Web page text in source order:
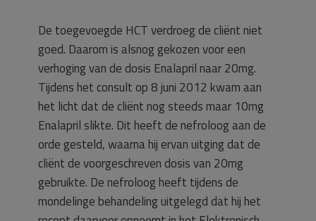
De toegevoegde HCT verdroeg de cliënt niet
goed. Daarom is alsnog gekozen voor een
verhoging van de dosis Enalapril naar 20mg.
Tijdens het consult op 8 juni 2012 kwam aan
het licht dat de cliënt nog steeds maar 10mg
Enalapril slikte. Dit heeft de nefroloog aan de
orde gesteld, waarna hij ervan uitging dat de
cliënt de voorgeschreven dosis van 20mg
gebruikte. De nefroloog heeft tijdens de
mondelinge behandeling uitgelegd dat hij het